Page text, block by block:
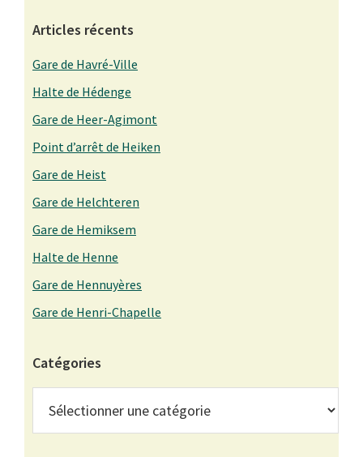
Articles récents
Gare de Havré-Ville
Halte de Hédenge
Gare de Heer-Agimont
Point d’arrêt de Heiken
Gare de Heist
Gare de Helchteren
Gare de Hemiksem
Halte de Henne
Gare de Hennuyères
Gare de Henri-Chapelle
Catégories